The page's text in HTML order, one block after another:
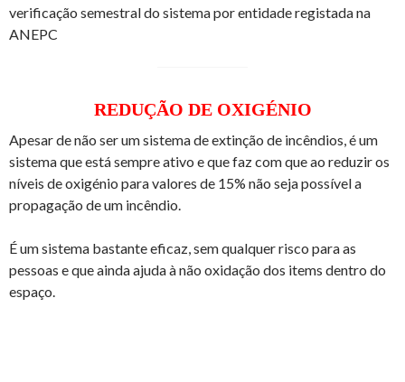
verificação semestral do sistema por entidade registada na
ANEPC
REDUÇÃO DE OXIGÉNIO
Apesar de não ser um sistema de extinção de incêndios, é um
sistema que está sempre ativo e que faz com que ao reduzir os
níveis de oxigénio para valores de 15% não seja possível a
propagação de um incêndio.
É um sistema bastante eficaz, sem qualquer risco para as
pessoas e que ainda ajuda à não oxidação dos items dentro do
espaço.